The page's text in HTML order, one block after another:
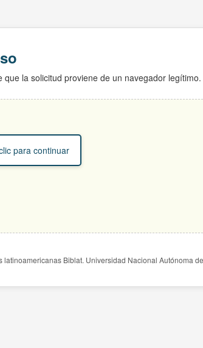
que la solicitud proviene de un navegador legítimo.
para continuar
latinoamericanas Biblat. Universidad Nacional Autónoma